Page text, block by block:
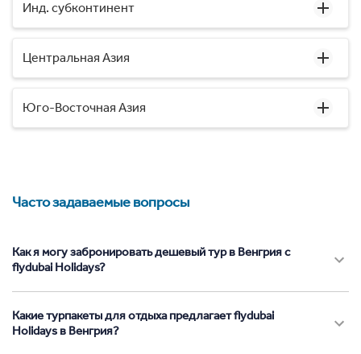
Инд. субконтинент
Центральная Азия
Юго-Восточная Азия
Часто задаваемые вопросы
Как я могу забронировать дешевый тур в Венгрия с
flydubai Holidays?
Какие турпакеты для отдыха предлагает flydubai
Holidays в Венгрия?